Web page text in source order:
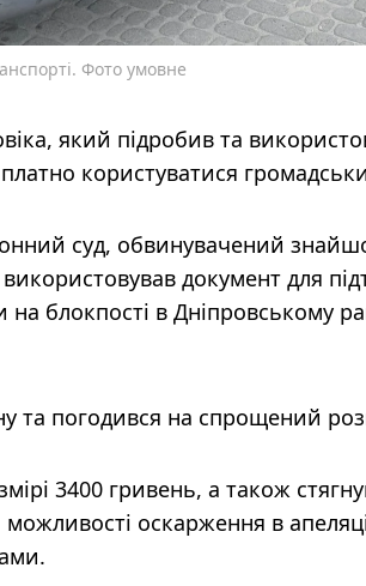
Фото умовне
який підробив та
користуватися
суд, обвинувачений
документ для
блокпості в Дніпровському
та погодився на спрощений
3400 гривень, а також
оскарження в